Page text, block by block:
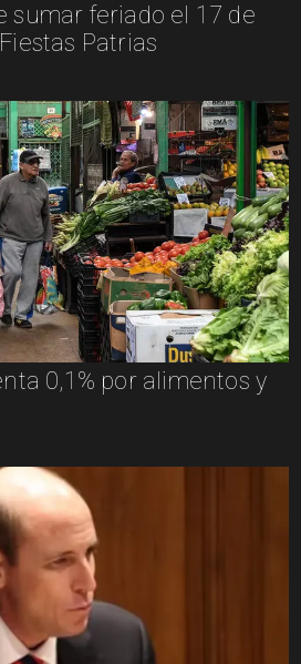
sumar feriado el 17 de
Patrias
0,1% por alimentos y